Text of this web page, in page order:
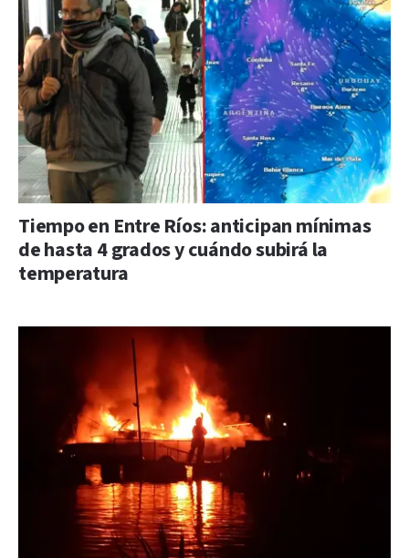
Tiempo en Entre Ríos: anticipan mínimas
de hasta 4 grados y cuándo subirá la
temperatura